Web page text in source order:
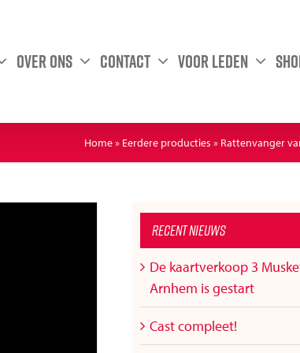
Over ons Contact Voor leden
Home» Eerdere producties » Rattenvanger
Recent nieuws
De kaartverkoop 3
Arnhem is gestart
Cast compleet!